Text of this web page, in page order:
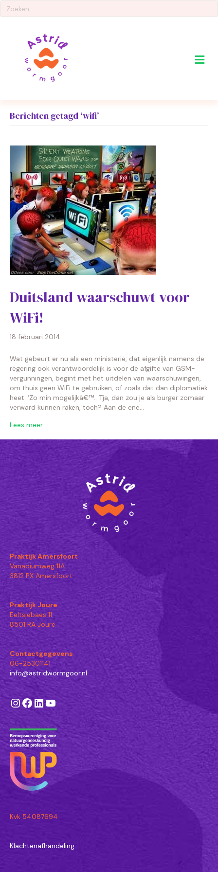
Berichten getagd ‘wifi’
Duitsland waarschuwt voor
WiFi!
18 februari 2014
Wat gebeurt er nu als een ministerie, dat eigenlijk namens de
regering ook verantwoordelijk is voor de afgifte van GSM-
vergunningen, begint met het uitdelen van waarschuwingen,
om thuis geen WiFi te gebruiken, of zoals dat dan diplomatiek
heet: ‘Zo min mogelijkâ€™.. Tja, dan zou je als burger zomaar
verward kunnen raken, toch? Aan de ene…
Lees meer
Praktijk Amersfoort
Vanadiumweg 11A
3812 PX Amersfoort
Praktijk Joure
Eeltsjebaes 11
8501 RA Joure
Contactgegevens
06-25301141
info@astridwormgoor.nl
Instagram
Facebook
LinkedIn
YouTube
Kvk 54087694
Klachtenafhandeling